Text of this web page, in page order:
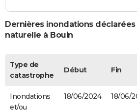
Dernières inondations
naturelle à Bouin
Type de
catastrophe
Début Fin
Inondations
et/ou
18/06/2024 18/06/